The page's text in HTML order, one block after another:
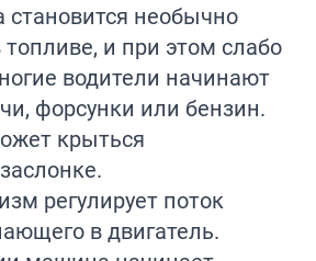
необычно
и при этом слабо
водители начинают
форсунки или бензин.
крыться
регулирует поток
в двигатель.